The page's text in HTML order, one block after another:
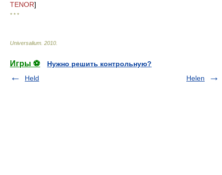
TENOR]
* * *
Universalium 2010
Игры ⚽
Нужно решить контрольную?
Held
Helen